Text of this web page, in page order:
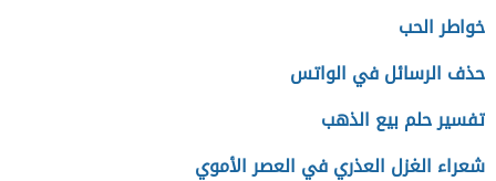
خواطر الحب
حذف الرسائل في الواتس
تفسير حلم بيع الذهب
شعراء الغزل العذري في العصر الأموي